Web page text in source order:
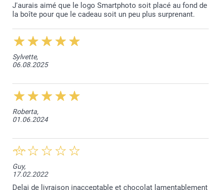
J'aurais aimé que le logo Smartphoto soit placé au fond de
la boîte pour que le cadeau soit un peu plus surprenant.
Sylvette,
06.08.2025
Roberta,
01.06.2024
Guy,
17.02.2022
Delai de livraison inacceptable et chocolat lamentablement